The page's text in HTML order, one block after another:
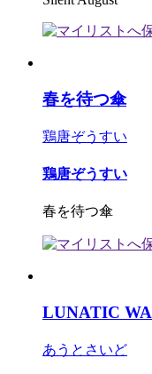
春を待つ傘
鶏唐ぞうすい
鶏唐ぞうすい
春を待つ傘
LUNATIC
あうとさいど